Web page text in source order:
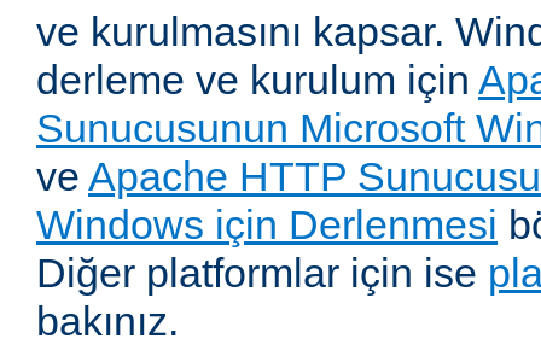
ve kurulmasını kapsar.
derleme ve kurulum için
Sunucusunun Microsoft
ve Apache HTTP
Windows için Derlenmesi
Diğer platformlar için ise
bakınız.